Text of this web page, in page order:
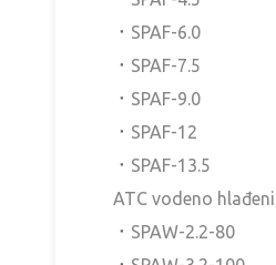
SPAF-6.0
SPAF-7.5
SPAF-9.0
SPAF-12
SPAF-13.5
SPAW-2.2-80